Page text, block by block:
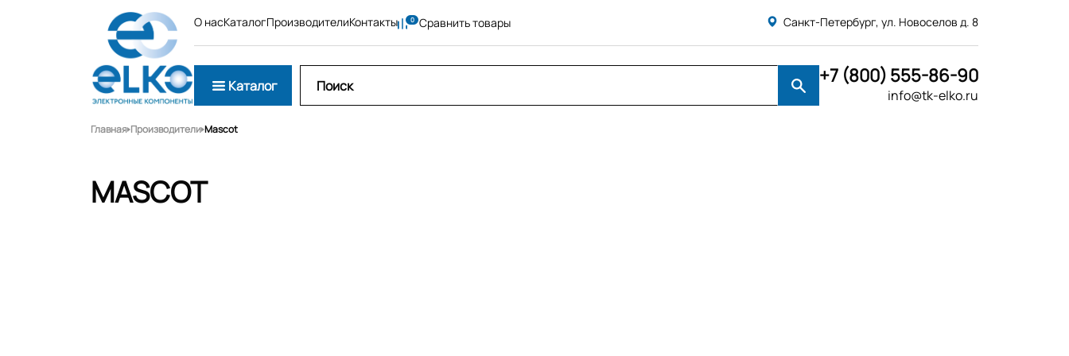
О насКаталогПроизводителиКонтакты Сравнить товары Санкт-Петербург, ул. Новоселов д. 8
Каталог +7 (800) 555-86-90
info@tk-elko.ru
Главная Производители Mascot
MASCOT